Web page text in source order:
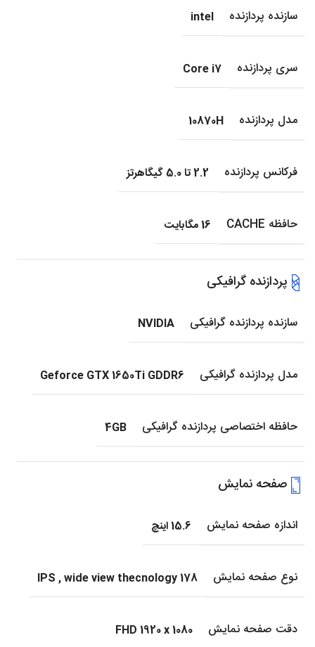
سازنده پردازنده intel
سری پردازنده Core i7
مدل پردازنده 10870H
فرکانس پردازنده 2.2 تا 5.0 گیگاهرتز
حافظه CACHE 16 مگابایت
پردازنده گرافیکی
سازنده پردازنده گرافیکی NVIDIA
مدل پردازنده گرافیکی Geforce GTX 1650Ti GDDR6
حافظه اختصاصی پردازنده گرافیکی 4GB
صفحه نمایش
اندازه صفحه نمایش 15.6 اینچ
نوع صفحه نمایش IPS ,wide view thecnology 178
دقت صفحه نمایش FHD 1920 x 1080